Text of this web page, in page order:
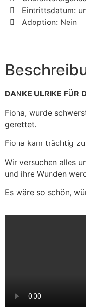
Eintrittsdatum:
Adoption: Nein
DANKE ULRIKE FÜR
Fiona, wurde
gerettet.
Fiona kam trächtig
Wir versuchen alles
und ihre Wunden
Es wäre so schön,